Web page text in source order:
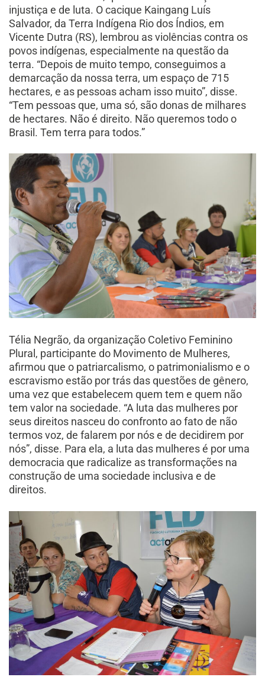
injustiça e de luta. O cacique Kaingang Luís
Salvador, da Terra Indígena Rio dos Índios, em
Vicente Dutra (RS), lembrou as violências contra os
povos indígenas, especialmente na questão da
terra. “Depois de muito tempo, conseguimos a
demarcação da nossa terra, um espaço de 715
hectares, e as pessoas acham isso muito”, disse.
“Tem pessoas que, uma só, são donas de milhares
de hectares. Não é direito. Não queremos todo o
Brasil. Tem terra para todos.”
Télia Negrão, da organização Coletivo Feminino
Plural, participante do Movimento de Mulheres,
afirmou que o patriarcalismo, o patrimonialismo e o
escravismo estão por trás das questões de gênero,
uma vez que estabelecem quem tem e quem não
tem valor na sociedade. “A luta das mulheres por
seus direitos nasceu do confronto ao fato de não
termos voz, de falarem por nós e de decidirem por
nós”, disse. Para ela, a luta das mulheres é por uma
democracia que radicalize as transformações na
construção de uma sociedade inclusiva e de
direitos.